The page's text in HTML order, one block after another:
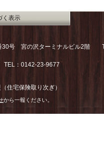
く表示
30号 宮の沢ターミナルビル2階
：0142-23-9677
住宅保険取り次ぎ）
から一報ください。